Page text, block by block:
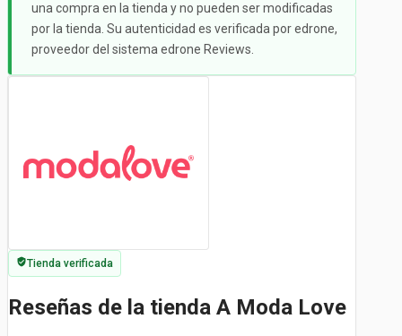
una compra en la tienda y no pueden ser modificadas
por la tienda. Su autenticidad es verificada por edrone,
proveedor del sistema edrone Reviews.
Tienda verificada
Reseñas de la tienda A Moda Love